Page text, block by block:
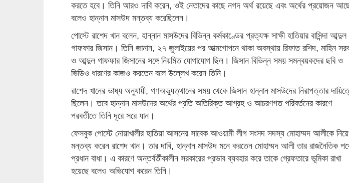
করতে হবে। তিনি আরও দাবি করেন, ওই নেতাদের কাছে নগদ অর্থ রয়েছে এবং অর্থের প্রয়োজন
বলেও হান্নান মাসউদ মন্তব্য করেছিলেন।
পোস্টে রাশেদ খান বলেন, হান্নান মাসউদের বিভিন্ন কর্মকাণ্ডের প্রত্যক্ষ সাক্ষী হাতিয়ার বাসিন্দা আব্দুল
গাফফার জিসান। তিনি জানান, ২৭ জুলাইয়ের পর আত্মগোপনে থাকা অবস্থায় রিফাত রশিদ, মাহিন
ও আব্দুল গাফফার জিসানের সঙ্গে নিয়মিত যোগাযোগ ছিল। জিসান বিভিন্ন সময় সমন্বয়কদের ছবি ও
ভিডিও ধারণের কাজও করতেন বলে উল্লেখ করেন তিনি।
রাশেদ খানের ভাষ্য অনুযায়ী, গণঅভ্যুত্থানের সময় থেকে জিসান হান্নান মাসউদের নিরাপত্তার
ছিলেন। তবে হান্নান মাসউদের অর্থের প্রতি অতিরিক্ত আগ্রহ ও আচরণগত পরিবর্তনের কারণে
পরবর্তীতে তিনি দূরে সরে যান।
ফেসবুক পোস্টে নোয়াখালীর হাতিয়া আসনের সাবেক আওয়ামী লীগ সংসদ সদস্য মোহাম্মদ আলীকে
মন্তব্য করেন রাশেদ খান। তার দাবি, হান্নান মাসউদ মনে করতেন মোহাম্মদ আলী তার রাজনৈতিক
প্রধান বাধা। এ কারণে অন্তর্বর্তীকালীন সরকারের প্রভাব ব্যবহার করে তাকে গ্রেফতারে ভূমিকা রাখা
হয়েছে বলেও অভিযোগ করেন তিনি।